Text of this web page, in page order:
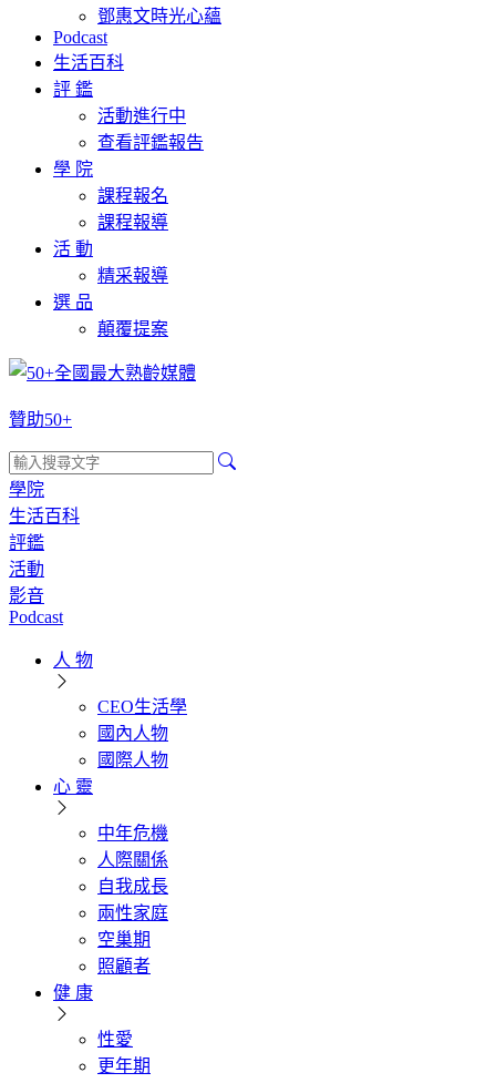
鄧惠文時光心蘊
Podcast
生活百科
評 鑑
活動進行中
查看評鑑報告
學 院
課程報名
課程報導
活 動
精采報導
選 品
顛覆提案
贊助50+
學院
生活百科
評鑑
活動
影音
Podcast
人 物
CEO生活學
國內人物
國際人物
心 靈
中年危機
人際關係
自我成長
兩性家庭
空巢期
照顧者
健 康
性愛
更年期